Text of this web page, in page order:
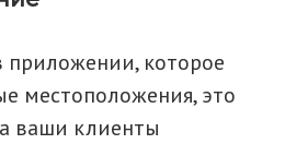
приложении, которое
местоположения, это
ваши клиенты